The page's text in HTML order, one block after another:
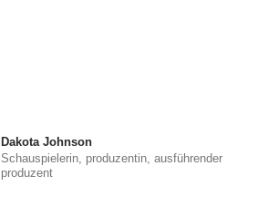
Dakota Johnson
Schauspielerin, produzentin, ausführender
produzent